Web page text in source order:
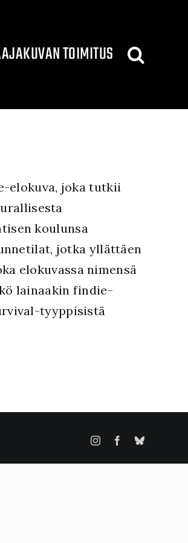
TOIMITUS
elokuva, joka tutkii
koulunsa
jotka yllättäen
elokuvassa nimensä
lainaakin findie-
tyyppisistä
InstagramFacebookBluesky